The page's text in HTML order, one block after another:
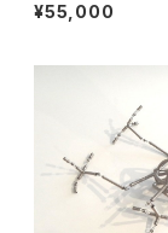
¥55,000